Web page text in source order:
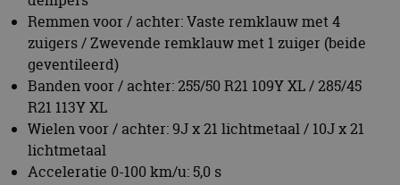
km/u (beide elektronisch begrensd)
Elektrische actieradius (WLTP): 86 – 102 km
Brandstofverbruik gewogen gecombineerd (WLTP):
6,0 – 5,2 l/100 km
CO2-emissie uit brandstof (WLTP): 136 – 118 g/km
Elektriciteitsverbruik gewogen gecombineerd
(WLTP): 13,5 – 13,1 kWh/100 km
Emissieklasse: EU7